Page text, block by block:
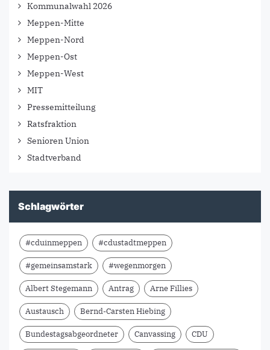
Kommunalwahl 2026
Meppen-Mitte
Meppen-Nord
Meppen-Ost
Meppen-West
MIT
Pressemitteilung
Ratsfraktion
Senioren Union
Stadtverband
Schlagwörter
#cduinmeppen #cdustadtmeppen
#gemeinsamstark #wegenmorgen
Albert Stegemann Antrag Arne Fillies
Austausch Bernd-Carsten Hiebing
Bundestagsabgeordneter Canvassing CDU